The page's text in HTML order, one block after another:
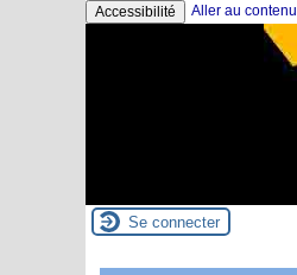
Accessibilité Aller au contenu
Se connecter